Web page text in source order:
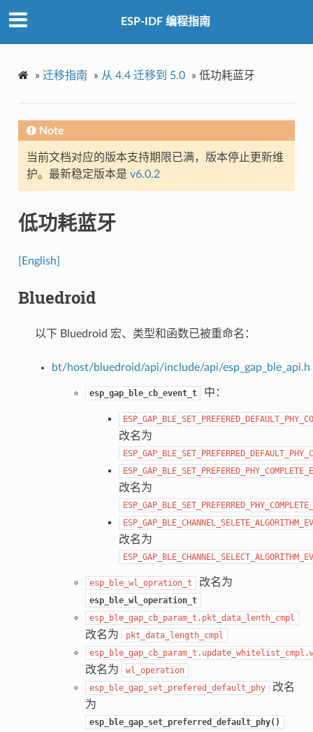
ESP-IDF 编程指南
» 迁移指南 » 从 4.4 迁移到 5.0 » 低功耗蓝牙
Note
当前文档对应的版本支持期限已满，版本停止更新维
护。最新稳定版本是 v6.0.2
低功耗蓝牙
[English]
Bluedroid
以下 Bluedroid 宏、类型和函数已被重命名：
bt/host/bluedroid/api/include/api/esp_gap_ble_api.h
esp_gap_ble_cb_event_t 中：
改名为
改名为
改名为
esp_ble_wl_opration_t 改名为
esp_ble_wl_operation_t
esp_ble_gap_cb_param_t.pkt_data_lenth_cmpl
改名为
pkt_data_length_cmpl
改名为
wl_operation
esp_ble_gap_set_prefered_default_phy
改名
为
esp_ble_gap_set_preferred_default_phy()